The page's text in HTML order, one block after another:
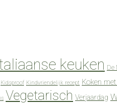
keuken De
Kidsproof Kindvriendelijk recept Koken
Vegetarisch Verjaardag